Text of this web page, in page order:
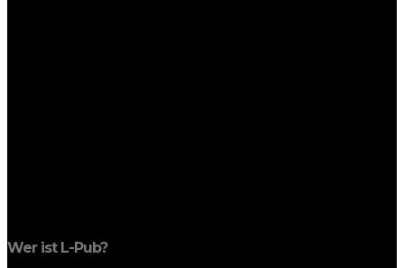
Wer ist L-Pub?